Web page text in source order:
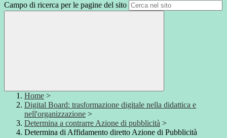
Campo di ricerca per le pagine del sito
Home >
Digital Board: trasformazione digitale nella didattica e
nell'organizzazione >
Determina a contrarre Azione di pubblicità >
Determina di Affidamento diretto Azione di Pubblicità